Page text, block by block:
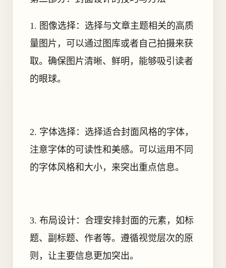
1. 图像选择：选择与文章主题相关的高质
量图片，可以通过图库或者自己拍摄来获
取。确保图片清晰、鲜明，能够吸引读者
的眼球。
2. 字体选择：选择适合封面风格的字体，
注意字体的可读性和美感。可以运用不同
的字体风格和大小，来突出重点信息。
3. 布局设计：合理安排封面的元素，如标
题、副标题、作者等。遵循视觉层次的原
则，让主要信息更加突出。